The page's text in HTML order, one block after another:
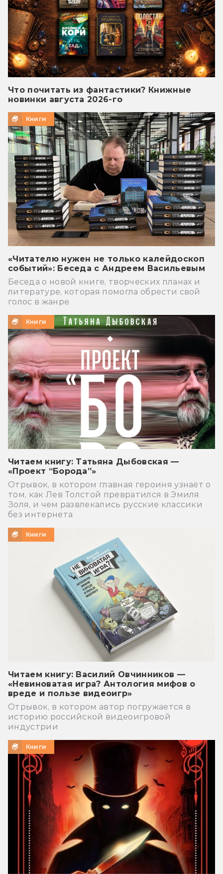
Что почитать из фантастики? Книжные
новинки августа 2026-го
Книги
«Читателю нужен не только калейдоскоп
событий»: Беседа с Андреем Васильевым
Беседа о новой книге, творческих планах и
литературе, которая помогла обрести свой
голос в жанре.
Книги
Читаем книгу: Татьяна Дыбовская —
«Проект “Борода”»
Отрывок, в котором главная героиня узнаёт о
том, как Лев Толстой превратился в Эмиля
Золя, и чем развлекались русские классики
без интернета
Книги
Читаем книгу: Василий Овчинников —
«Невиноватая игра? Антология мифов о
вреде и пользе видеоигр»
Отрывок, в котором автор погружается в
историю российской видеоигровой
индустрии
Книги